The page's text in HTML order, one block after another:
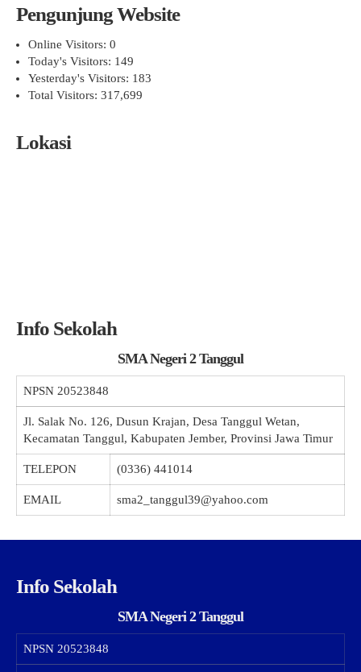
Pengunjung Website
Online Visitors: 0
Today's Visitors: 149
Yesterday's Visitors: 183
Total Visitors: 317,699
Lokasi
Info Sekolah
SMA Negeri 2 Tanggul
NPSN 20523848
Jl. Salak No. 126, Dusun Krajan, Desa Tanggul Wetan,
Kecamatan Tanggul, Kabupaten Jember, Provinsi Jawa Timur
TELEPON (0336) 441014
EMAIL sma2_tanggul39@yahoo.com
Info Sekolah
SMA Negeri 2 Tanggul
NPSN 20523848